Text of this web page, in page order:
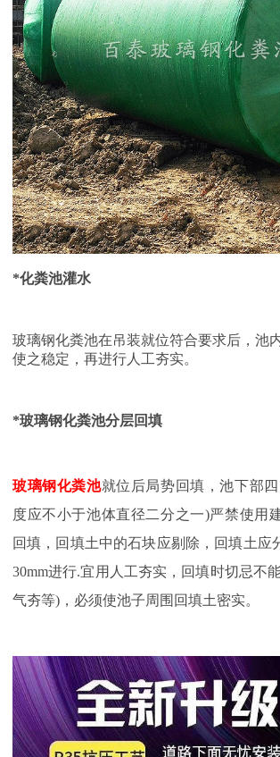
*化粪池灌水
玻璃钢化粪池在吊装就位符合要求后，池
使之稳定，再进行人工夯实。
*玻璃钢化粪池分层回填
玻璃钢化粪池就位后局势回填，池下部
度应不小于池体直径二分之一)严禁使用
回填，回填土中的石块应剔除，回填土应
30mm进行.宜用人工夯实，回填时切忌不
气夯等)，必须使池子周围回填土密实。